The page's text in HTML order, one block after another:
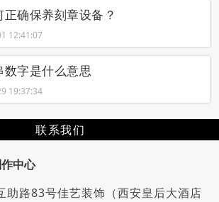
确保养刻章设备？
12:41:07
字是什么意思
19:37:34
联系我们
中心
助路83号佳艺装饰（西安皇后大酒店